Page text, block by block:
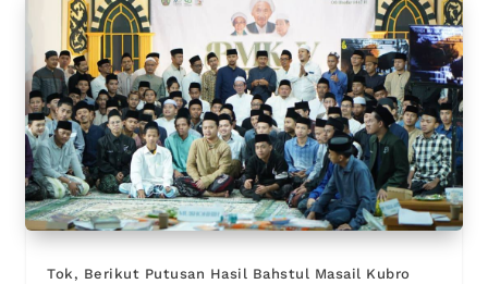
Tok, Berikut Putusan Hasil Bahstul Masail Kubro